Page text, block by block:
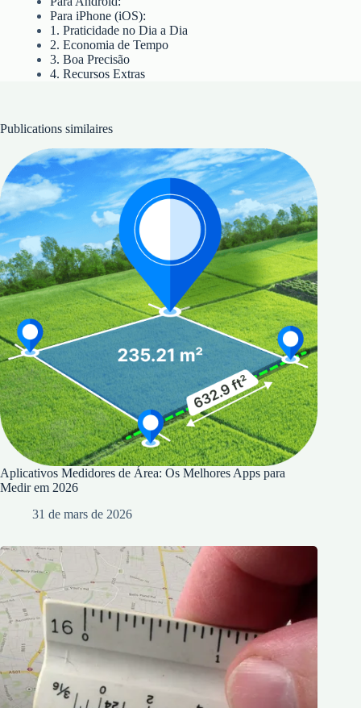
Para iPhone (iOS):
1. Praticidade no Dia a Dia
2. Economia de Tempo
3. Boa Precisão
4. Recursos Extras
Publications similaires
Aplicativos Medidores de Área: Os Melhores Apps para
Medir em 2026
31 de mars de 2026